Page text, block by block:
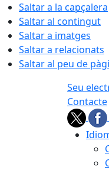
Saltar a la capçalera
Saltar al contingut
Saltar a imatges
Saltar a relacionats
Saltar al peu de
Seu
Contacte